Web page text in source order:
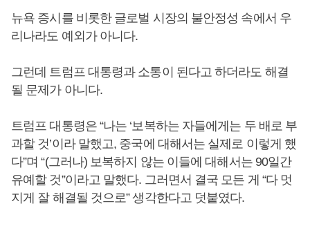
뉴욕 증시를 비롯한 글로벌 시장의 불안정성 속에서 우
리나라도 예외가 아니다.
그런데 트럼프 대통령과 소통이 된다고 하더라도 해결
될 문제가 아니다.
트럼프 대통령은 “나는 ‘보복하는 자들에게는 두 배로 부
과할 것’이라 말했고, 중국에 대해서는 실제로 이렇게 했
다”며 “(그러나) 보복하지 않는 이들에 대해서는 90일간
유예할 것”이라고 말했다. 그러면서 결국 모든 게 “다 멋
지게 잘 해결될 것으로” 생각한다고 덧붙였다.